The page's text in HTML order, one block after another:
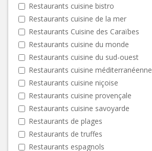
Restaurants cuisine bistro
Restaurants cuisine de la mer
Restaurants Cuisine des Caraïbes
Restaurants cuisine du monde
Restaurants cuisine du sud-ouest
Restaurants cuisine méditerranéenne
Restaurants cuisine niçoise
Restaurants cuisine provençale
Restaurants cuisine savoyarde
Restaurants de plages
Restaurants de truffes
Restaurants espagnols